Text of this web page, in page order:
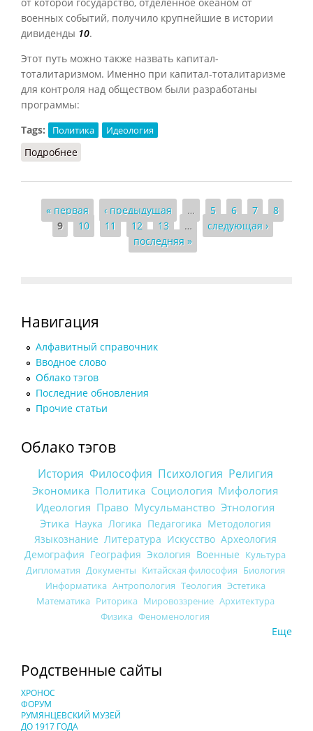
военных событий, получило крупнейшие в истории
дивиденды 10.
Этот путь можно также назвать капитал-
тоталитаризмом. Именно при капитал-тоталитаризме
для контроля над обществом были разработаны
программы:
Tags:
Политика Идеология
Подробнее
Страницы
« первая ‹ предыдущая … 5 6 7
8
9
10 11 12 13 …
следующая ›
последняя »
Навигация
Алфавитный справочник
Вводное слово
Облако тэгов
Последние обновления
Прочие статьи
Облако тэгов
История Философия Психология Религия
Экономика Политика Социология Мифология
Идеология Право Мусульманство Этнология
Этика Наука Логика Педагогика Методология
Языкознание Литература Искусство Археология
Демография География Экология Военные Культура
Дипломатия Документы Китайская философия Биология
Информатика Антропология Теология Эстетика
Математика Риторика Мировоззрение Архитектура
Физика Феноменология
Еще
Родственные сайты
ХРОНОС
ФОРУМ
РУМЯНЦЕВСКИЙ МУЗЕЙ
ДО 1917 ГОДА